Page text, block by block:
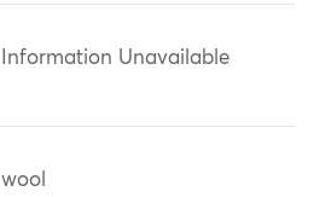
Information Unavailable
wool